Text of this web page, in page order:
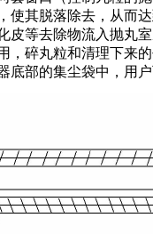
使其脱落除去，从而
皮等去除物流入抛丸
，碎丸粒和清理下来
底部的集尘袋中，用